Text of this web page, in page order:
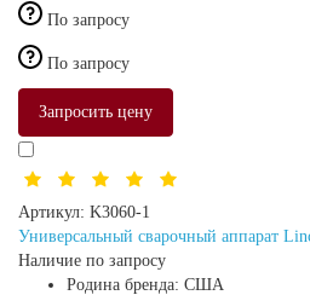
По запросу
По запросу
Запросить цену
Артикул: K3060-1
Универсальный сварочный аппарат
Наличие по запросу
Родина бренда: США